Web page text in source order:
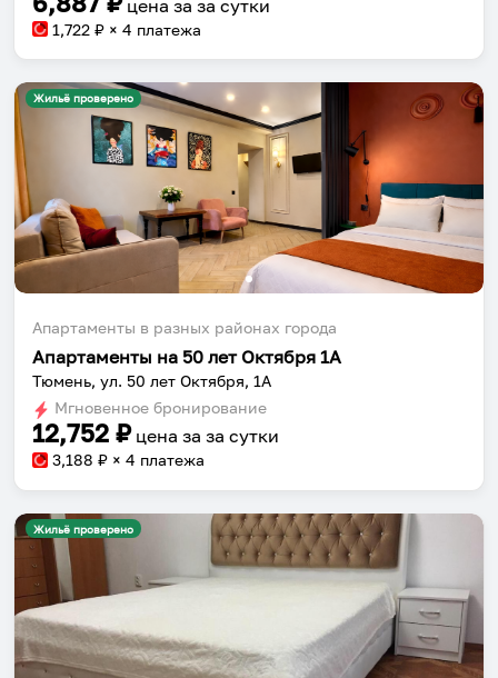
цена за за сутки
1,722 ₽ × 4 платежа
Жильё проверено
Апартаменты в разных районах города
Апартаменты на 50 лет Октября 1А
Тюмень, ул. 50 лет Октября, 1А
Мгновенное бронирование
12,752 ₽ цена за за сутки
3,188 ₽ × 4 платежа
Жильё проверено